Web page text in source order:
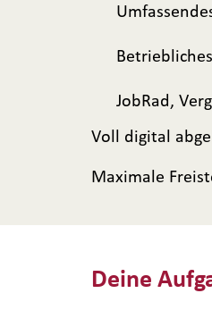
Deine
JobRad,
Voll digital
Maximale